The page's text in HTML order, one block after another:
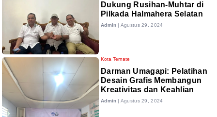
Dukung Rusihan-Muhtar di
Pilkada Halmahera Selatan
Admin | Agustus 29, 2024
Kota Ternate
Darman Umagapi: Pelatihan
Desain Grafis Membangun
Kreativitas dan Keahlian
Admin | Agustus 29, 2024